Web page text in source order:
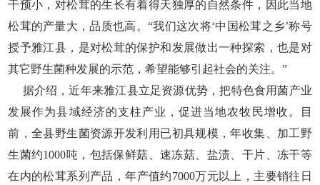
干预小，对松茸的生长有着得天独厚的自然条件，因此当地
松茸的产量大，品质也高。“我们这次将‘中国松茸之乡’称号
授予雅江县，是对松茸的保护和发展做出一种探索，也是对
其它野生菌种发展的示范，希望能够引起社会的关注。”
据介绍，近年来雅江县立足资源优势，把特色食用菌产业
发展作为县域经济的支柱产业，促进当地农牧民增收。目
前，全县野生菌资源开发利用已初具规模，年收集、加工野
生菌约1000吨，包括保鲜菇、速冻菇、盐渍、干片、冻干等
在内的松茸系列产品，年产值约7000万元以上，主要销往日